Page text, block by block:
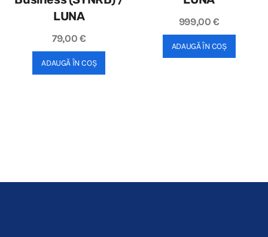
LUNA
79,00 €
ADAUGĂ ÎN COȘ
999,00 €
ADAUGĂ ÎN COȘ